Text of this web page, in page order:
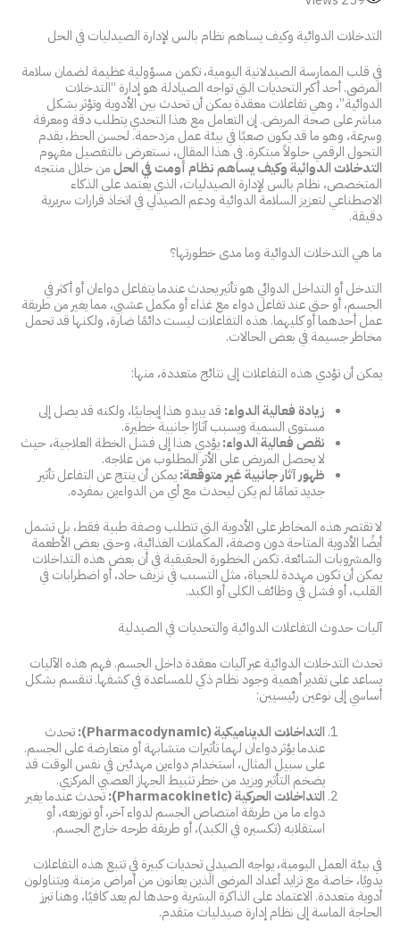
التدخلات الدوائية وكيف يساهم نظام بالس لإدارة الصيدليات في الحل
في قلب الممارسة الصيدلانية اليومية، تكمن مسؤولية عظيمة لضمان سلامة
المرضى. أحد أكبر التحديات التي تواجه الصيادلة هو إدارة “التدخلات
الدوائية”، وهي تفاعلات معقدة يمكن أن تحدث بين الأدوية وتؤثر بشكل
مباشر على صحة المريض. إن التعامل مع هذا التحدي يتطلب دقة ومعرفة
وسرعة، وهو ما قد يكون صعبًا في بيئة عمل مزدحمة. لحسن الحظ، يقدم
التحول الرقمي حلولاً مبتكرة. في هذا المقال، نستعرض بالتفصيل مفهوم
التدخلات الدوائية وكيف يساهم نظام أومت في الحلمن خلال منتجه
المتخصص، نظام بالس لإدارة الصيدليات، الذي يعتمد على الذكاء
الاصطناعي لتعزيز السلامة الدوائية ودعم الصيدلي في اتخاذ قرارات سريرية
دقيقة.
ما هي التدخلات الدوائية وما مدى خطورتها؟
التدخل أو التداخل الدوائي هو تأثير يحدث عندما يتفاعل دواءان أو أكثر في
الجسم، أو حتى عند تفاعل دواء مع غذاء أو مكمل عشبي، مما يغير من طريقة
عمل أحدهما أو كليهما. هذه التفاعلات ليست دائمًا ضارة، ولكنها قد تحمل
مخاطر جسيمة في بعض الحالات.
يمكن أن تؤدي هذه التفاعلات إلى نتائج متعددة، منها:
زيادة فعالية الدواء: قد يبدو هذا إيجابيًا، ولكنه قد يصل إلى
مستوى السمية ويسبب آثارًا جانبية خطيرة.
نقص فعالية الدواء:يؤدي هذا إلى فشل الخطة العلاجية، حيث
لا يحصل المريض على الأثر المطلوب من علاجه.
ظهور آثار جانبية غير متوقعة:يمكن أن ينتج عن التفاعل تأثير
جديد تمامًا لم يكن ليحدث مع أي من الدواءين بمفرده.
لا تقتصر هذه المخاطر على الأدوية التي تتطلب وصفة طبية فقط، بل تشمل
أيضًا الأدوية المتاحة دون وصفة، المكملات الغذائية، وحتى بعض الأطعمة
والمشروبات الشائعة. تكمن الخطورة الحقيقية في أن بعض هذه التداخلات
يمكن أن تكون مهددة للحياة، مثل التسبب في نزيف حاد، أو اضطرابات في
القلب، أو فشل في وظائف الكلى أو الكبد.
آليات حدوث التفاعلات الدوائية والتحديات في الصيدلية
تحدث التدخلات الدوائية عبر آليات معقدة داخل الجسم. فهم هذه الآليات
يساعد على تقدير أهمية وجود نظام ذكي للمساعدة في كشفها. تنقسم بشكل
أساسي إلى نوعين رئيسيين:
التداخلات الديناميكية (Pharmacodynamic):
تحدث
عندما يؤثر دواءان لهما تأثيرات متشابهة أو متعارضة على الجسم.
على سبيل المثال، استخدام دواءين مهدئين في نفس الوقت قد
يضخم التأثير ويزيد من خطر تثبيط الجهاز العصبي المركزي.
التداخلات الحركية (Pharmacokinetic):
تحدث عندما يغير
دواء ما من طريقة امتصاص الجسم لدواء آخر، أو توزيعه، أو
استقلابه (تكسيره في الكبد)، أو طريقة طرحه خارج الجسم.
في بيئة العمل اليومية، يواجه الصيدلي تحديات كبيرة في تتبع هذه التفاعلات
يدويًا، خاصة مع تزايد أعداد المرضى الذين يعانون من أمراض مزمنة ويتناولون
أدوية متعددة. الاعتماد على الذاكرة البشرية وحدها لم يعد كافيًا، وهنا تبرز
الحاجة الماسة إلى نظام إدارة صيدليات متقدم.